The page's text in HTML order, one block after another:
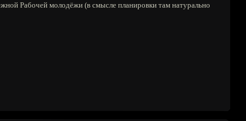
Рабочей молодёжи (в смысле планировки там натурально